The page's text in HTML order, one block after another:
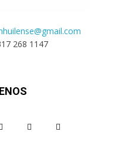
268 1147